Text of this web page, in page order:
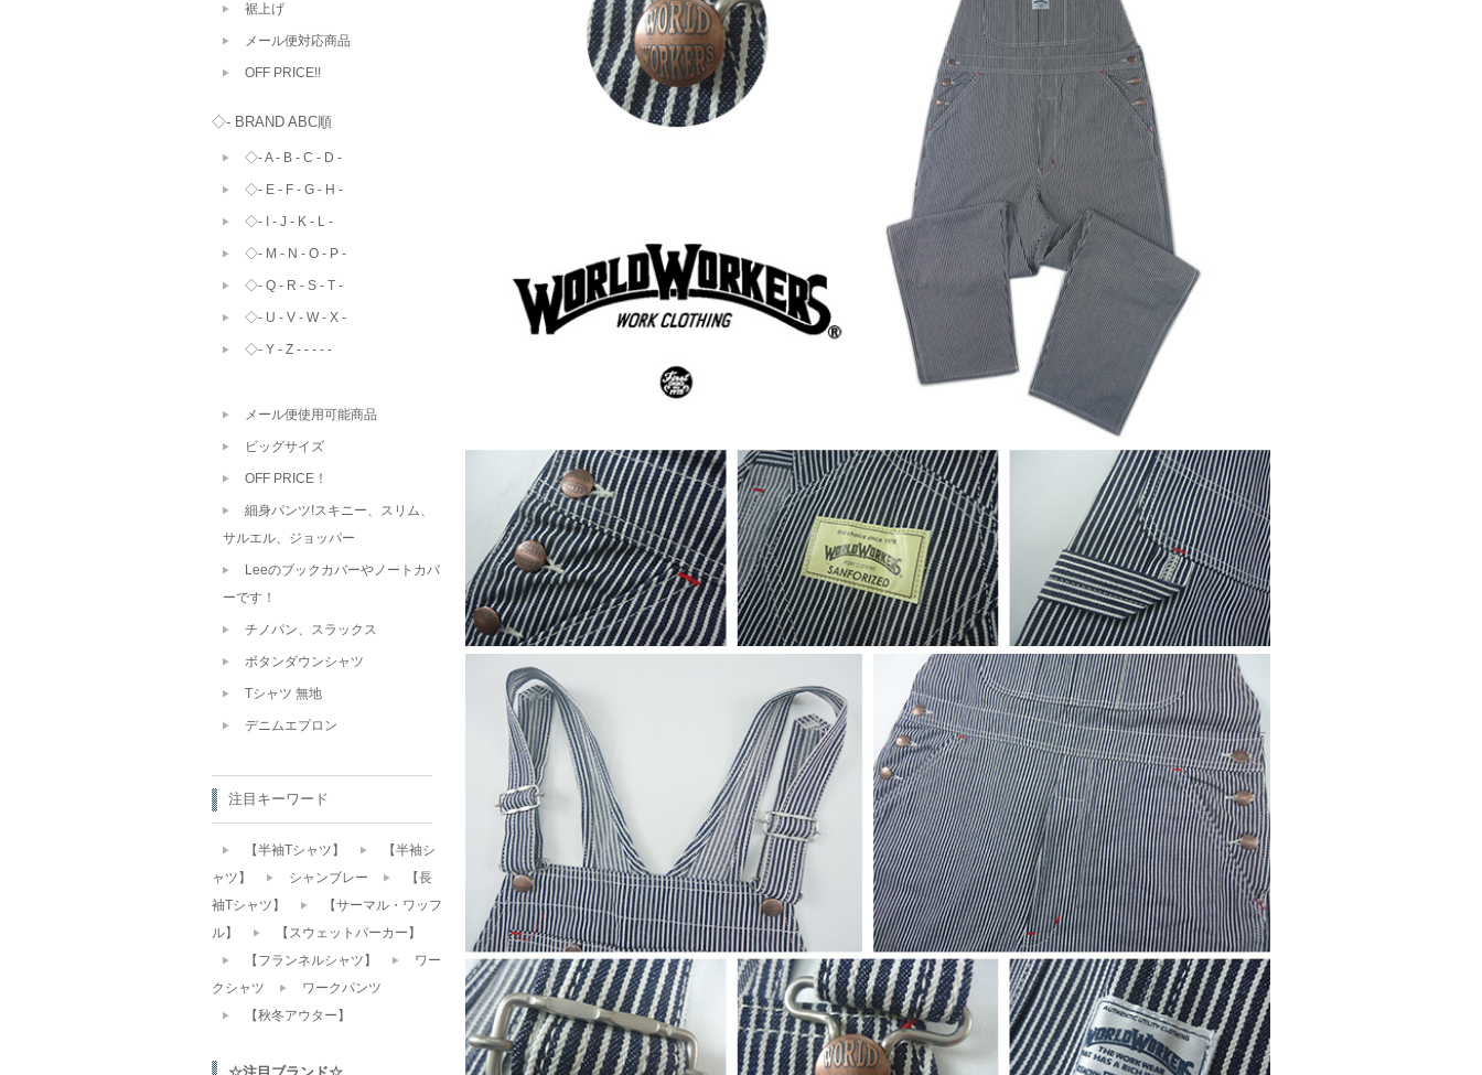
裾上げ
メール便対応商品
OFF PRICE!!
◇- BRAND ABC順
◇- A - B - C - D -
◇- E - F - G - H -
◇- I - J - K - L -
◇- M - N - O - P -
◇- Q - R - S - T -
◇- U - V - W - X -
◇- Y - Z - - - - -
メール便使用可能商品
ビッグサイズ
OFF PRICE！
細身パンツ!スキニー、スリム、
サルエル、ジョッパー
Leeのブックカバーやノートカバ
ーです！
チノパン、スラックス
ボタンダウンシャツ
Tシャツ 無地
デニムエプロン
注目キーワード
【半袖Tシャツ】
【半袖シ
ャツ】
シャンブレー
【長
袖Tシャツ】
【サーマル・ワッフ
ル】
【スウェットパーカー】
【フランネルシャツ】
ワー
クシャツ
ワークパンツ
【秋冬アウター】